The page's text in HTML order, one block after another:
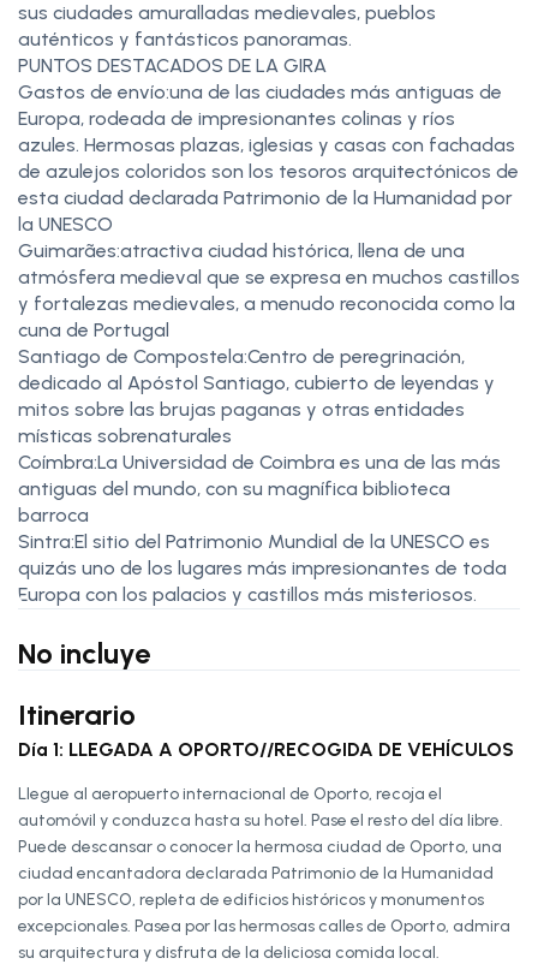
sus ciudades amuralladas medievales, pueblos
auténticos y fantásticos panoramas.
PUNTOS DESTACADOS DE LA GIRA
Gastos de envío:una de las ciudades más antiguas de
Europa, rodeada de impresionantes colinas y ríos
azules. Hermosas plazas, iglesias y casas con fachadas
de azulejos coloridos son los tesoros arquitectónicos de
esta ciudad declarada Patrimonio de la Humanidad por
la UNESCO
Guimarães:atractiva ciudad histórica, llena de una
atmósfera medieval que se expresa en muchos castillos
y fortalezas medievales, a menudo reconocida como la
cuna de Portugal
Santiago de Compostela:Centro de peregrinación,
dedicado al Apóstol Santiago, cubierto de leyendas y
mitos sobre las brujas paganas y otras entidades
místicas sobrenaturales
Coímbra:La Universidad de Coimbra es una de las más
antiguas del mundo, con su magnífica biblioteca
barroca
Sintra:El sitio del Patrimonio Mundial de la UNESCO es
quizás uno de los lugares más impresionantes de toda
Europa con los palacios y castillos más misteriosos.
No incluye
Itinerario
Día 1: LLEGADA A OPORTO//RECOGIDA DE VEHÍCULOS
Llegue al aeropuerto internacional de Oporto, recoja el
automóvil y conduzca hasta su hotel. Pase el resto del día libre.
Puede descansar o conocer la hermosa ciudad de Oporto, una
ciudad encantadora declarada Patrimonio de la Humanidad
por la UNESCO, repleta de edificios históricos y monumentos
excepcionales. Pasea por las hermosas calles de Oporto, admira
su arquitectura y disfruta de la deliciosa comida local.